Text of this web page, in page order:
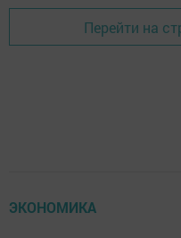
Перейти на
ЭКОНОМИКА